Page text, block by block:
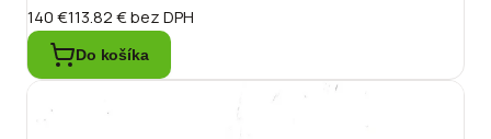
140 €113.82 €bez DPH
Do košíka